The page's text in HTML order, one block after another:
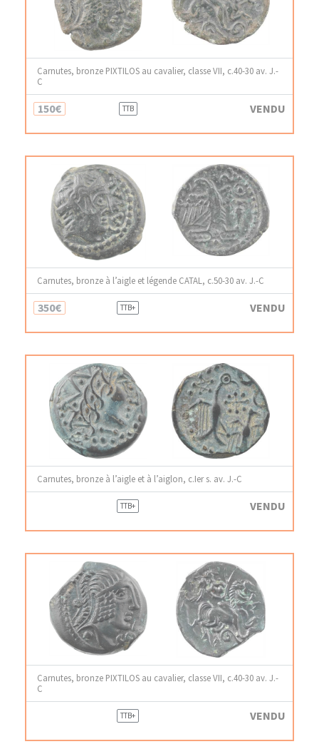
Carnutes, bronze PIXTILOS au cavalier, classe VII, c.40-30 av. J.-
C
150€ TTB VENDU
Carnutes, bronze à l’aigle et légende CATAL, c.50-30 av. J.-C
350€ TTB+ VENDU
Carnutes, bronze à l’aigle et à l’aiglon, c.Ier s. av. J.-C
TTB+ VENDU
Carnutes, bronze PIXTILOS au cavalier, classe VII, c.40-30 av. J.-
C
TTB+ VENDU